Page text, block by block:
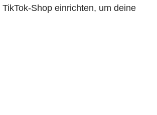
TikTok-Shop einrichten, um deine